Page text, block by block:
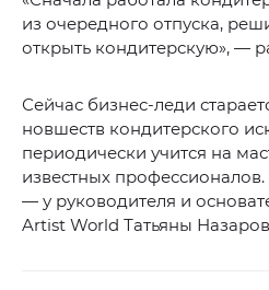
из очередного отпуска,
открыть кондитерскую», —
Сейчас бизнес-леди
новшеств кондитерского
периодически учится на
известных
— у руководителя и
Artist World Татьяны